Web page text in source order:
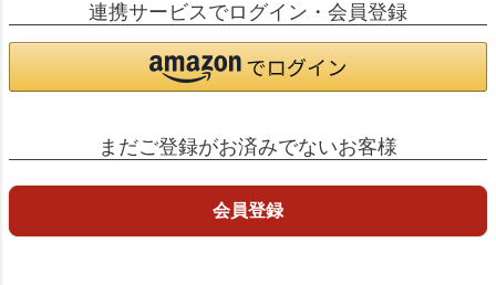
連携サービスでログイン・会員登録
まだご登録がお済みでないお客様
会員登録